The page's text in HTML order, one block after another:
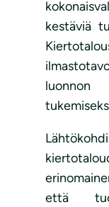
kestäviä
että